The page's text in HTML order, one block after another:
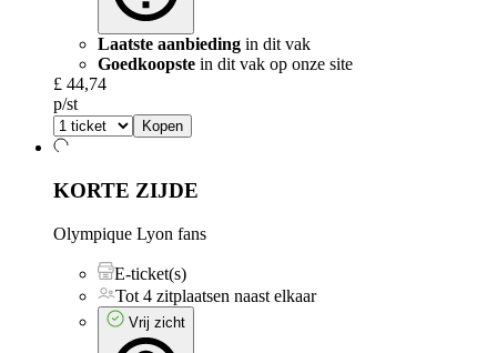
Laatste aanbieding in dit vak
Goedkoopste in dit vak op onze site
£ 44,74
p/st
Kopen
KORTE ZIJDE
Olympique Lyon fans
E-ticket(s)
Tot 4 zitplaatsen naast elkaar
Vrij zicht